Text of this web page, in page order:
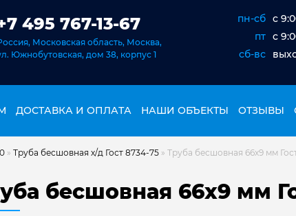
495 767-13-67
Московская область, Москва,
Южнобутовская, дом 38, корпус 1
пн-сб c
пт c
сб-вс
ДОСТАВКА И ОПЛАТА НАШИ ОБЪЕКТЫ ОТЗЫВЫ
» Труба бесшовная х/д Гост 8734-75 » Труба бесшовная 66х9 мм
бесшовная 66х9 мм